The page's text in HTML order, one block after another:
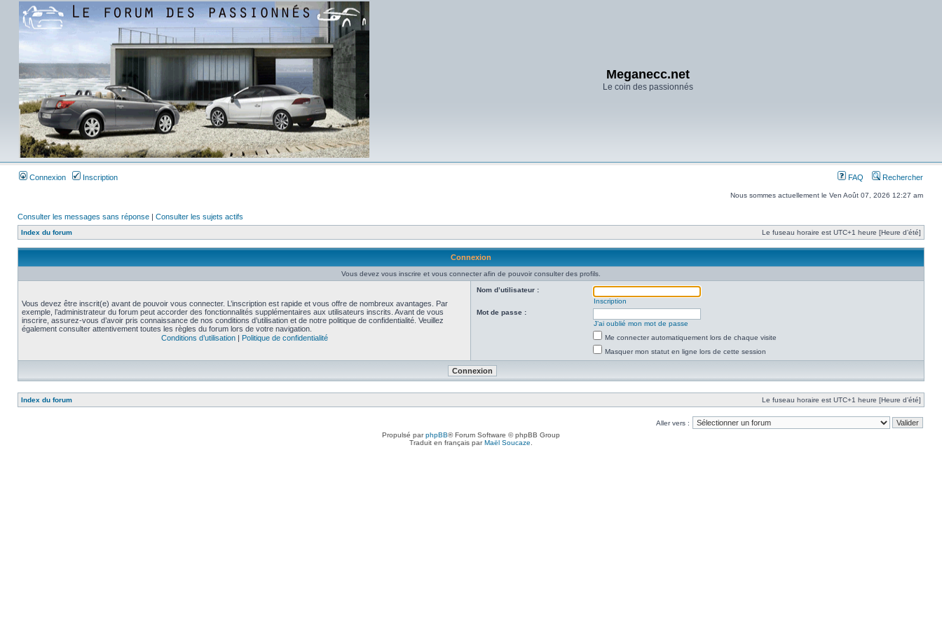
Meganecc.net
Le coin des passionnés
Connexion Inscription FAQ Rechercher
Nous sommes actuellement le Ven Août 07, 2026 12:27 am
Consulter les messages sans réponse | Consulter les sujets actifs
Index du forum Le fuseau horaire est UTC+1 heure [Heure d’été]
Connexion
Vous devez vous inscrire et vous connecter afin de pouvoir consulter des profils.
Vous devez être inscrit(e) avant de pouvoir vous connecter. L’inscription est rapide et vous offre de nombreux avantages. Par
exemple, l’administrateur du forum peut accorder des fonctionnalités supplémentaires aux utilisateurs inscrits. Avant de vous
inscrire, assurez-vous d’avoir pris connaissance de nos conditions d’utilisation et de notre politique de confidentialité. Veuillez
également consulter attentivement toutes les règles du forum lors de votre navigation.
Conditions d’utilisation| Politique de confidentialité
Nom d’utilisateur :
Inscription
Mot de passe :
J’ai oublié mon mot de passe
Me connecter automatiquement lors de chaque visite
Masquer mon statut en ligne lors de cette session
Index du forum Le fuseau horaire est UTC+1 heure [Heure d’été]
Aller vers :
Propulsé parphpBB® Forum Software © phpBB Group
Traduit en français parMaël Soucaze